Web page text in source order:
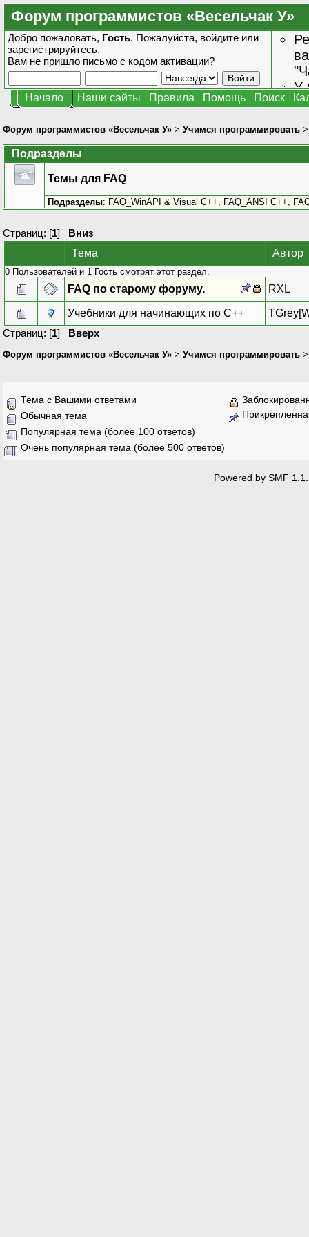
Форум программистов «Весельчак У»
Добро пожаловать, Гость. Пожалуйста, войдите или
зарегистрируйтесь.
Вам не пришло письмо с кодом активации?
У
Начало Наши сайты Правила Помощь Поиск
Форум программистов «Весельчак У» > Учимся программировать
Подразделы
Темы для FAQ
Подразделы: FAQ_WinAPI & Visual C++ FAQ_ANSI C++
Страниц: [1] Вниз
Тема
Автор
0 Пользователей и 1 Гость смотрят этот раздел.
FAQ по старому форуму. RXL
Учебники для начинающих по С++
Страниц: [1] Вверх
Форум программистов «Весельчак У» > Учимся программировать
Тема с Вашими ответами
Обычная тема
Популярная тема (более 100 ответов)
Очень популярная тема (более 500 ответов)
Powered by SMF